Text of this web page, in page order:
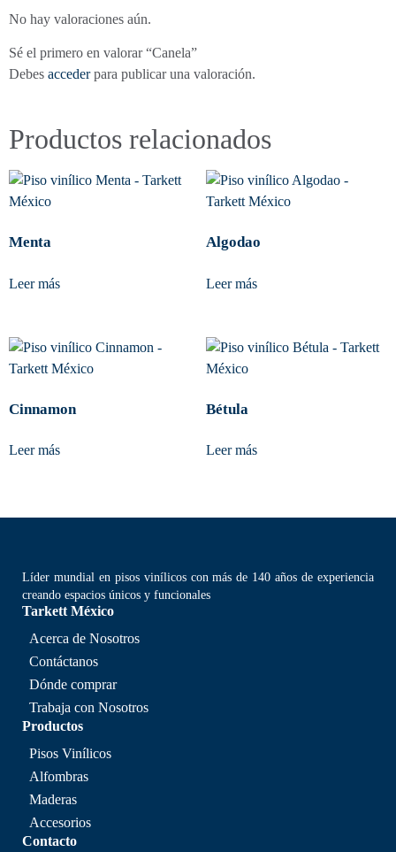
No hay valoraciones aún.
Sé el primero en valorar “Canela”
Debes accederpara publicar una valoración.
Productos relacionados
Menta
Leer más
Algodao
Leer más
Cinnamon
Leer más
Bétula
Leer más
Líder mundial en pisos vinílicos con más de 140 años de experiencia
creando espacios únicos y funcionales
Tarkett México
Acerca de Nosotros
Contáctanos
Dónde comprar
Trabaja con Nosotros
Productos
Pisos Vinílicos
Alfombras
Maderas
Accesorios
Contacto